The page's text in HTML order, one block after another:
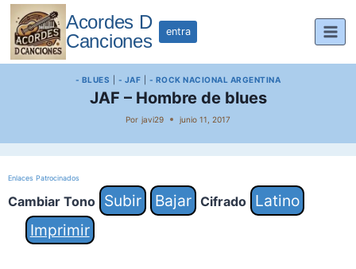
Saltar
contenido
Acordes D
Canciones
entra
- BLUES - JAF - ROCK NACIONAL ARGENTINA
JAF – Hombre de blues
Por javi29 junio 11, 2017
Enlaces Patrocinados
Cambiar Tono Subir Bajar Cifrado
Latino
Imprimir